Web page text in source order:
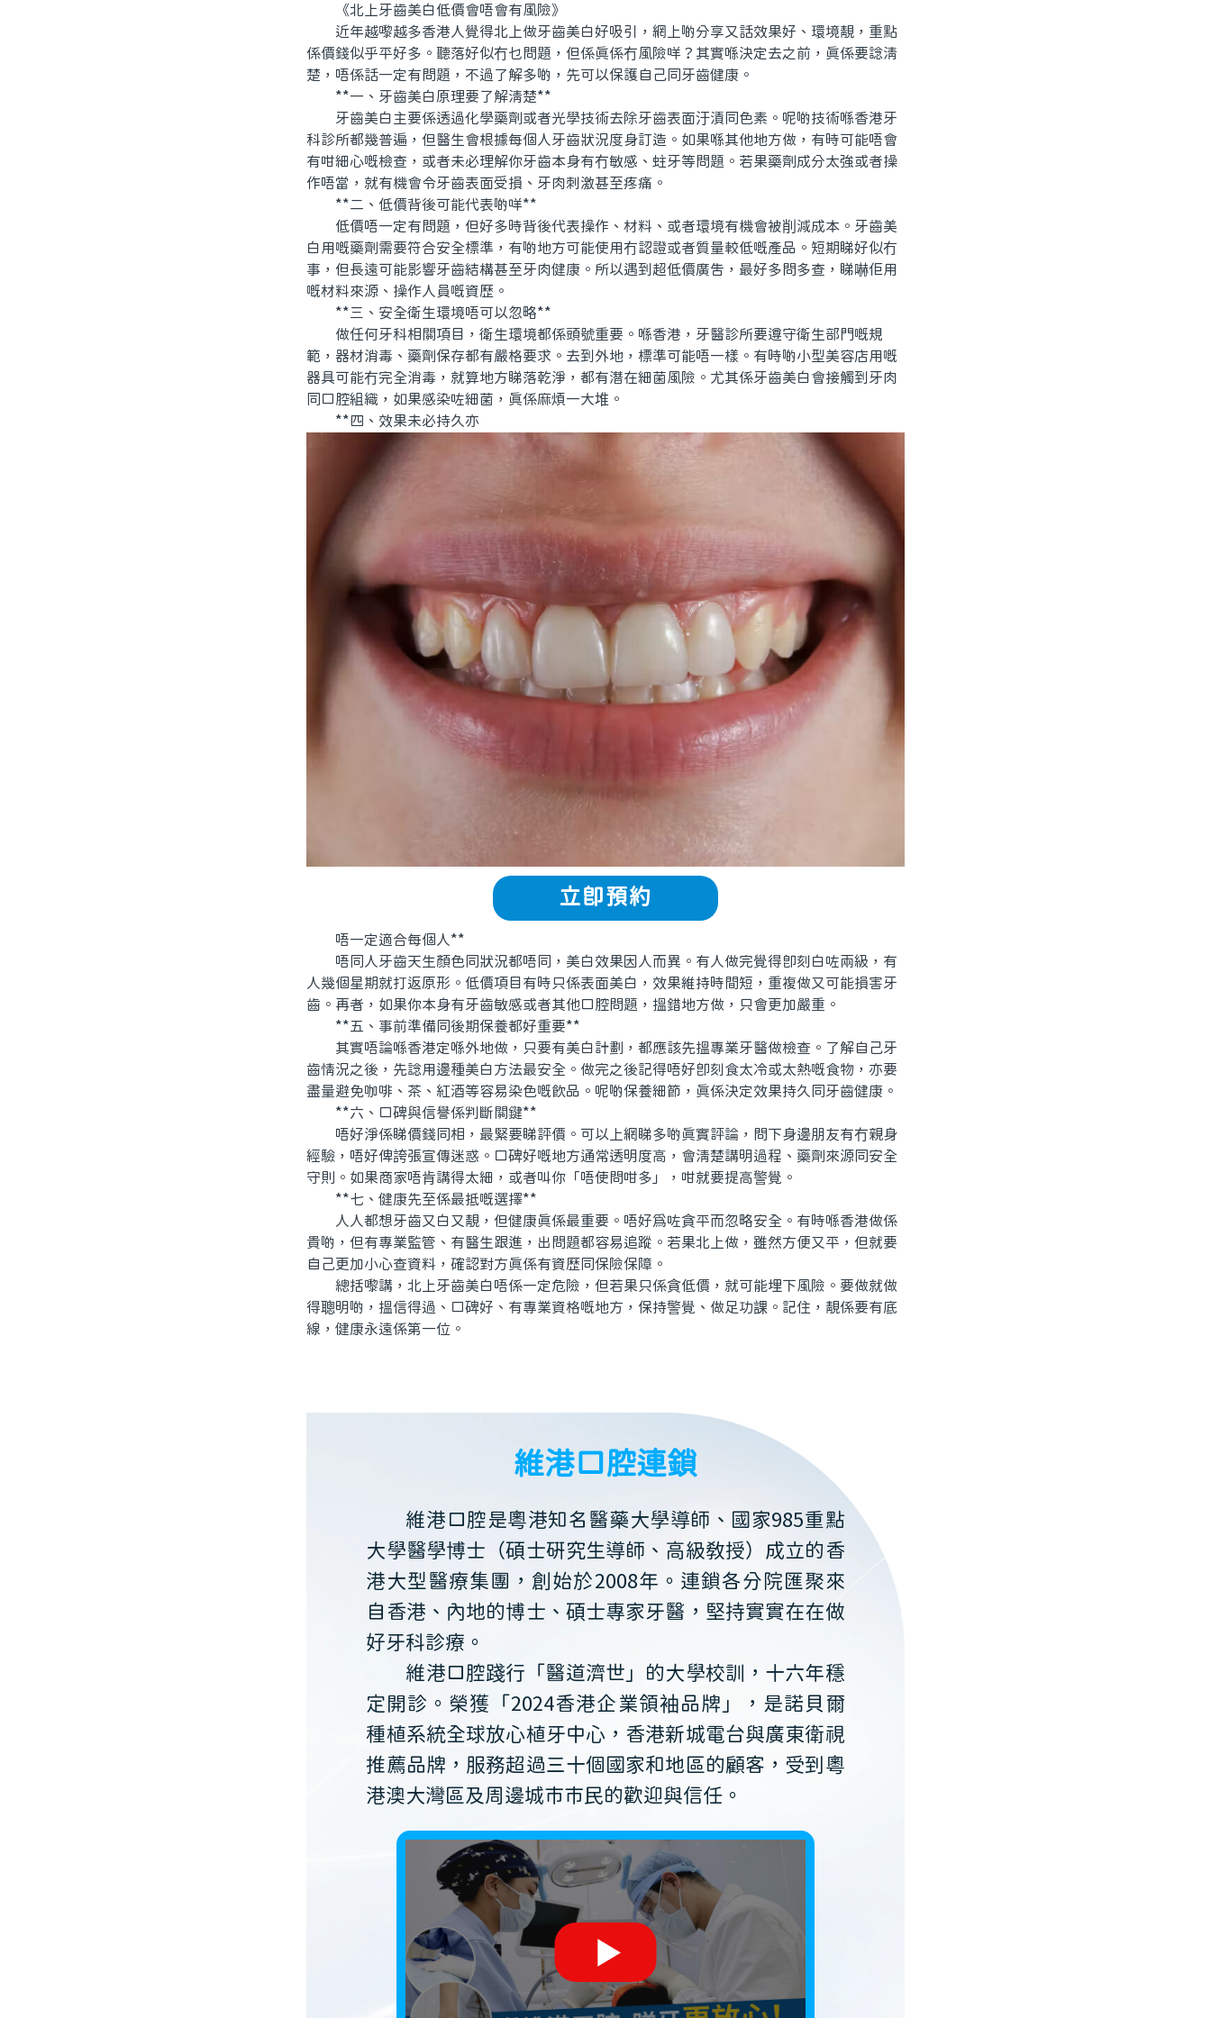
《北上牙齒美白低價會唔會有風險》
近年越嚟越多香港人覺得北上做牙齒美白好吸引，網上啲分享又話效果好、環境靚，重點
係價錢似乎平好多。聽落好似冇乜問題，但係真係冇風險咩？其實喺決定去之前，真係要諗清
楚，唔係話一定有問題，不過了解多啲，先可以保護自己同牙齒健康。
**一、牙齒美白原理要了解清楚**
牙齒美白主要係透過化學藥劑或者光學技術去除牙齒表面汙漬同色素。呢啲技術喺香港牙
科診所都幾普遍，但醫生會根據每個人牙齒狀況度身訂造。如果喺其他地方做，有時可能唔會
有咁細心嘅檢查，或者未必理解你牙齒本身有冇敏感、蛀牙等問題。若果藥劑成分太強或者操
作唔當，就有機會令牙齒表面受損、牙肉刺激甚至疼痛。
**二、低價背後可能代表啲咩**
低價唔一定有問題，但好多時背後代表操作、材料、或者環境有機會被削減成本。牙齒美
白用嘅藥劑需要符合安全標準，有啲地方可能使用冇認證或者質量較低嘅產品。短期睇好似冇
事，但長遠可能影響牙齒結構甚至牙肉健康。所以遇到超低價廣告，最好多問多查，睇嚇佢用
嘅材料來源、操作人員嘅資歷。
**三、安全衛生環境唔可以忽略**
做任何牙科相關項目，衛生環境都係頭號重要。喺香港，牙醫診所要遵守衛生部門嘅規
範，器材消毒、藥劑保存都有嚴格要求。去到外地，標準可能唔一樣。有時啲小型美容店用嘅
器具可能冇完全消毒，就算地方睇落乾淨，都有潛在細菌風險。尤其係牙齒美白會接觸到牙肉
同口腔組織，如果感染咗細菌，真係麻煩一大堆。
**四、效果未必持久亦
立即預約
唔一定適合每個人**
唔同人牙齒天生顏色同狀況都唔同，美白效果因人而異。有人做完覺得即刻白咗兩級，有
人幾個星期就打返原形。低價項目有時只係表面美白，效果維持時間短，重複做又可能損害牙
齒。再者，如果你本身有牙齒敏感或者其他口腔問題，搵錯地方做，只會更加嚴重。
**五、事前準備同後期保養都好重要**
其實唔論喺香港定喺外地做，只要有美白計劃，都應該先搵專業牙醫做檢查。了解自己牙
齒情況之後，先諗用邊種美白方法最安全。做完之後記得唔好即刻食太冷或太熱嘅食物，亦要
盡量避免咖啡、茶、紅酒等容易染色嘅飲品。呢啲保養細節，真係決定效果持久同牙齒健康。
**六、口碑與信譽係判斷關鍵**
唔好淨係睇價錢同相，最緊要睇評價。可以上網睇多啲真實評論，問下身邊朋友有冇親身
經驗，唔好俾誇張宣傳迷惑。口碑好嘅地方通常透明度高，會清楚講明過程、藥劑來源同安全
守則。如果商家唔肯講得太細，或者叫你「唔使問咁多」，咁就要提高警覺。
**七、健康先至係最抵嘅選擇**
人人都想牙齒又白又靚，但健康真係最重要。唔好為咗貪平而忽略安全。有時喺香港做係
貴啲，但有專業監管、有醫生跟進，出問題都容易追蹤。若果北上做，雖然方便又平，但就要
自己更加小心查資料，確認對方真係有資歷同保險保障。
總括嚟講，北上牙齒美白唔係一定危險，但若果只係貪低價，就可能埋下風險。要做就做
得聰明啲，搵信得過、口碑好、有專業資格嘅地方，保持警覺、做足功課。記住，靚係要有底
線，健康永遠係第一位。
維港口腔連鎖
維港口腔是粵港知名醫藥大學導師、國家985重點
大學醫學博士（碩士研究生導師、高級教授）成立的香
港大型醫療集團，創始於2008年。連鎖各分院匯聚來
自香港、內地的博士、碩士專家牙醫，堅持實實在在做
好牙科診療。
維港口腔踐行「醫道濟世」的大學校訓，十六年穩
定開診。榮獲「2024香港企業領袖品牌」，是諾貝爾
種植系統全球放心植牙中心，香港新城電台與廣東衛視
推薦品牌，服務超過三十個國家和地區的顧客，受到粵
港澳大灣區及周邊城市市民的歡迎與信任。